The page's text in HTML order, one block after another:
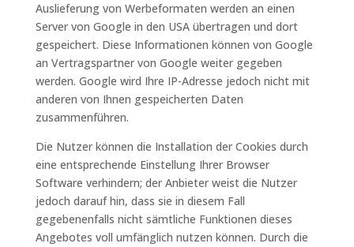
Auslieferung von Werbeformaten werden an einen
Server von Google in den USA übertragen und dort
gespeichert. Diese Informationen können von Google
an Vertragspartner von Google weiter gegeben
werden. Google wird Ihre IP-Adresse jedoch nicht mit
anderen von Ihnen gespeicherten Daten
zusammenführen.
Die Nutzer können die Installation der Cookies durch
eine entsprechende Einstellung Ihrer Browser
Software verhindern; der Anbieter weist die Nutzer
jedoch darauf hin, dass sie in diesem Fall
gegebenenfalls nicht sämtliche Funktionen dieses
Angebotes voll umfänglich nutzen können. Durch die